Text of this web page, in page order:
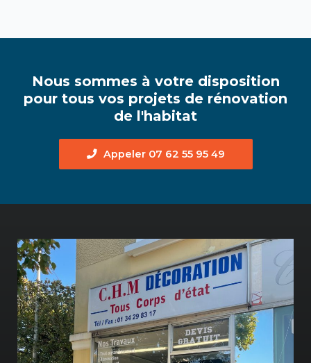
Nous sommes à votre disposition
pour tous vos projets de rénovation
de l'habitat
Appeler 07 62 55 95 49